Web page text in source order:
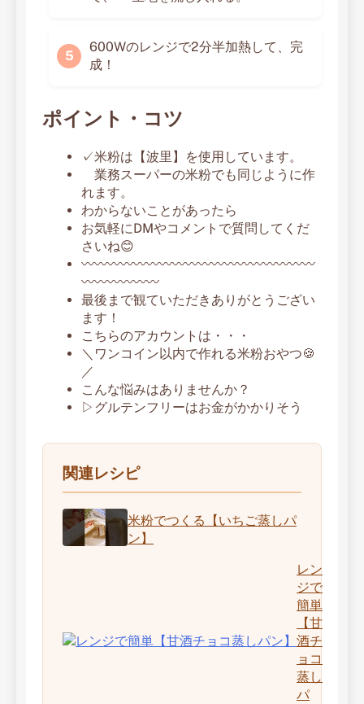
600Wのレンジで2分半加熱して、完
成！
ポイント・コツ
✓米粉は【波里】を使用しています。
業務スーパーの米粉でも同じように作
れます。
わからないことがあったら
お気軽にDMやコメントで質問してくだ
さいね😊
〰〰〰〰〰〰〰〰〰〰〰〰〰〰〰〰〰〰
〰〰〰〰〰〰
最後まで観ていただきありがとうござい
ます！
こちらのアカウントは・・・
＼ワンコイン以内で作れる米粉おやつ🍪
／
こんな悩みはありませんか？
▷グルテンフリーはお金がかかりそう
関連レシピ
米粉でつくる【いちご蒸しパ
ン】
レン
ジで
簡単
【甘
酒チ
ョコ
蒸し
パ